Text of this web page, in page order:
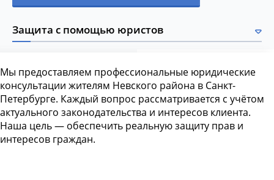
Защита с помощью юристов
Мы предоставляем профессиональные юридические
консультации жителям Невского района в Санкт-
Петербурге. Каждый вопрос рассматривается с учётом
актуального законодательства и интересов клиента.
Наша цель — обеспечить реальную защиту прав и
интересов граждан.